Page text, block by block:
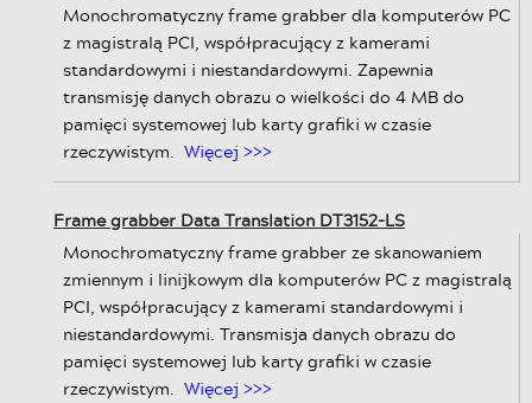
Monochromatyczny frame grabber dla komputerów PC
z magistralą PCI, współpracujący z kamerami
standardowymi i niestandardowymi. Zapewnia
transmisję danych obrazu o wielkości do 4 MB do
pamięci systemowej lub karty grafiki w czasie
rzeczywistym. Więcej >>>
Frame grabber Data Translation DT3152-LS
Monochromatyczny frame grabber ze skanowaniem
zmiennym i linijkowym dla komputerów PC z magistralą
PCI, współpracujący z kamerami standardowymi i
niestandardowymi. Transmisja danych obrazu do
pamięci systemowej lub karty grafiki w czasie
rzeczywistym. Więcej >>>